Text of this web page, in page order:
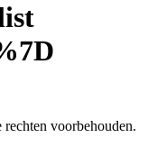
voorbehouden.